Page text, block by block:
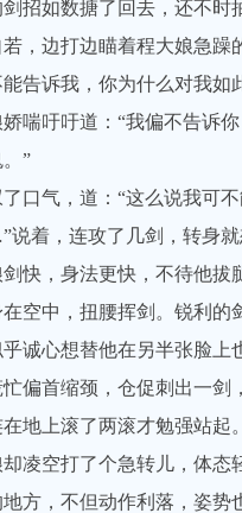
招如数搪了回去，还不时
，边打边瞄着程大娘急躁
告诉我，你为什么对我如
吁吁道：“我偏不告诉你
”
气，道：“这么说我可不
着，连攻了几剑，转身就
，身法更快，不待他拔
空中，扭腰挥剑。锐利的
诚心想替他在另半张脸上
首缩颈，仓促刺出一剑
地上滚了两滚才勉强站起。
空打了个急转儿，体态
方，不但动作利落，姿势